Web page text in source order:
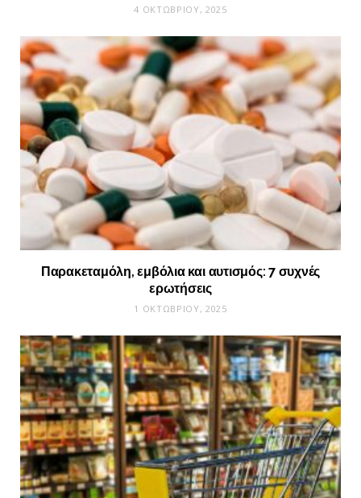
4 ΟΚΤΩΒΡΊΟΥ, 2025
Παρακεταμόλη, εμβόλια και αυτισμός: 7 συχνές
ερωτήσεις
1 ΟΚΤΩΒΡΊΟΥ, 2025